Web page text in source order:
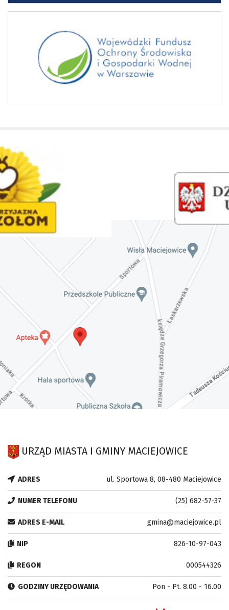
URZĄD MIASTA I GMINY MACIEJOWICE
ADRES ul. Sportowa 8, 08-480 Maciejowice
NUMER TELEFONU (25) 682-57-37
ADRES E-MAIL gmina@maciejowice.pl
NIP 826-10-97-043
REGON 000544326
GODZINY URZĘDOWANIA Pon - Pt. 8.00 - 16.00